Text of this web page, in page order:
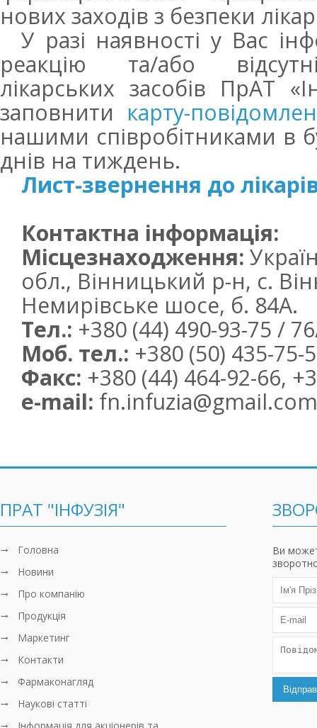
нових заходів з безпеки
У разі наявності у Вас
реакцію та/або
лікарських засобів ПрАТ
заповнити карту-
нашими співробітниками в
днів на тиждень.
Лист-звернення до
Контактна інформація:
Місцезнаходження:
обл., Вінницький р-н, с.
Немирівське шосе, б. 84А.
Тел.: +380 (44) 490-93-75 /
Моб. тел.: +380 (50) 435-75-
Факс: +380 (44) 464-92-66,
e-mail:
ПРАТ "ІНФУЗІЯ"
Головна
Новини
Про компанiю
Продукцiя
Маркетинг
Контакти
Фармаконагляд
Наукові статті
Ви